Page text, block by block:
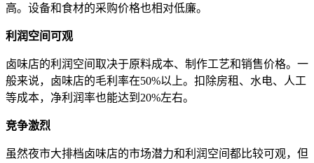
高。设备和食材的采购价格也相对低廉。
利润空间可观
卤味店的利润空间取决于原料成本、制作工艺和销售价格。一
般来说，卤味店的毛利率在50%以上。扣除房租、水电、人工
等成本，净利润率也能达到20%左右。
竞争激烈
虽然夜市大排档卤味店的市场潜力和利润空间都比较可观，但